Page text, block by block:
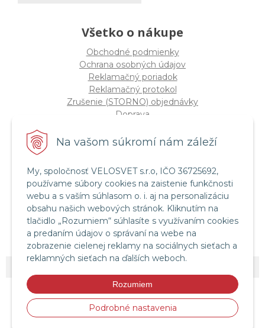
Na vašom súkromí nám záleží
My, spoločnosť VELOSVET s.r.o, IČO 36725692,
používame súbory cookies na zaistenie funkčnosti
webu a s vaším súhlasom o. i. aj na personalizáciu
obsahu našich webových stránok. Kliknutím na
tlačidlo „Rozumiem“ súhlasíte s využívaním cookies
a predaním údajov o správaní na webe na
zobrazenie cielenej reklamy na sociálnych sieťach a
reklamných sieťach na ďalších weboch.
Rozumiem
Podrobné nastavenia
Všetko o nákupe
Obchodné podmienky
Ochrana osobných údajov
Reklamačný poriadok
Reklamačný protokol
Zrušenie (STORNO) objednávky
Doprava
Štatút súťaže "Vianoce 2025"
Servis a služby
Servis bicyklov a elektrobicyklov
Retül Bike Fit
Instagram Velosvet
Facebook Velosvet